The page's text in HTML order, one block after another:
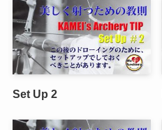
Set Up 2